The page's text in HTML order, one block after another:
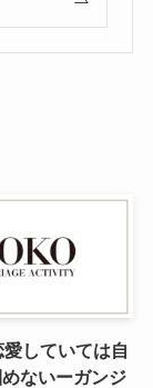
愛していては自
ないーガンジ